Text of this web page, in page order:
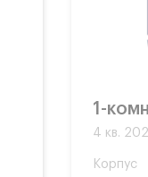
1-
4 кв.
Корпус